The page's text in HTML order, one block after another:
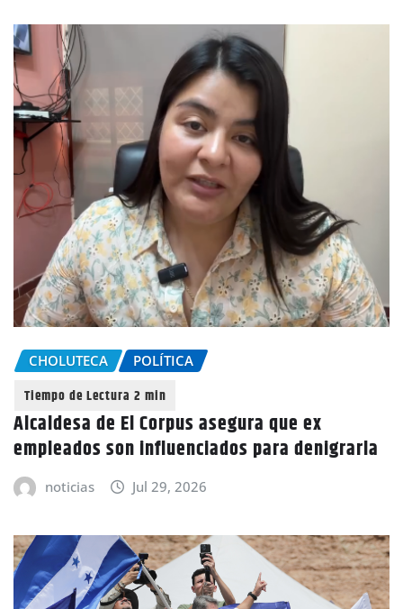
CHOLUTECA POLÍTICA
Alcaldesa de El Corpus asegura que ex
empleados son influenciados para denigrarla
noticias Jul 29, 2026